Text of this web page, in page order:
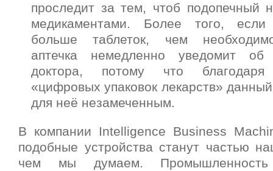
проследит за тем, чтоб подопечный
медикаментами. Более того,
больше таблеток, чем
аптечка немедленно уведомит
доктора, потому что благодаря
«цифровых упаковок лекарств»
для неё незамеченным.
В компании Intelligence Business
подобные устройства станут частью
чем мы думаем. Промышленность